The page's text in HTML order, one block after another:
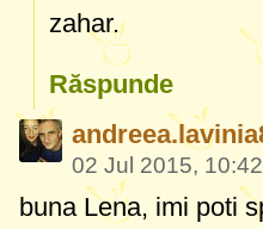
zahar.
Răspunde
02 Jul 2015, 10:42
buna Lena, imi poti